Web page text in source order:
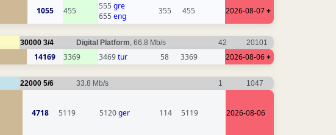
1055 455 555 gre
655 eng
355 455 2026-08-07+
30000 3/4 Digital Platform, 66.8 Mb/s 42 20101
14169 3369 3469tur 58 3369 2026-08-06+
22000 5/6 33.8 Mb/s 1 1047
4718 5119 5120ger 114 5119 2026-08-06